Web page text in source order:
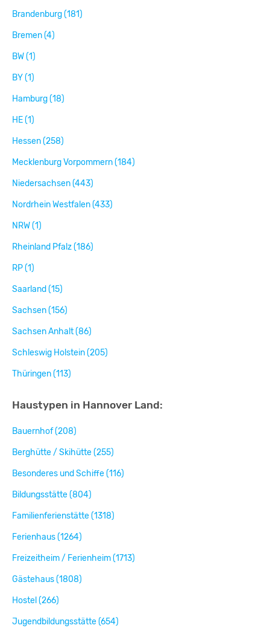
Brandenburg (181)
Bremen (4)
BW (1)
BY (1)
Hamburg (18)
HE (1)
Hessen (258)
Mecklenburg Vorpommern (184)
Niedersachsen (443)
Nordrhein Westfalen (433)
NRW (1)
Rheinland Pfalz (186)
RP (1)
Saarland (15)
Sachsen (156)
Sachsen Anhalt (86)
Schleswig Holstein (205)
Thüringen (113)
Haustypen in Hannover Land:
Bauernhof (208)
Berghütte / Skihütte (255)
Besonderes und Schiffe (116)
Bildungsstätte (804)
Familienferienstätte (1318)
Ferienhaus (1264)
Freizeitheim / Ferienheim (1713)
Gästehaus (1808)
Hostel (266)
Jugendbildungsstätte (654)